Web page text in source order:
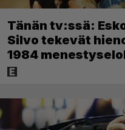
Tänän tv:ssä:
Silvo tekevät
1984